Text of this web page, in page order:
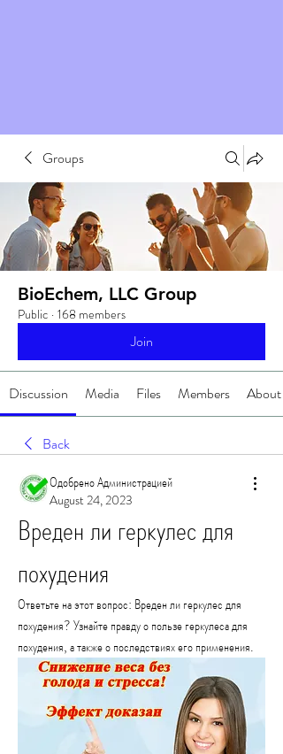
Groups
BioEchem, LLC Group
Public · 168 members
Join
Discussion Media Files Members About
Back
Одобрено Администрацией
August 24, 2023
Вреден ли геркулес для
похудения
Ответьте на этот вопрос: Вреден ли геркулес для
похудения? Узнайте правду о пользе геркулеса для
похудения, а также о последствиях его применения.